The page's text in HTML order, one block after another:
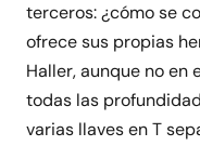
terceros: ¿cómo se
ofrece sus propias
Haller, aunque no en
todas las
varias llaves en T